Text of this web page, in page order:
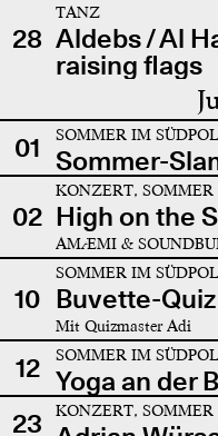
28
TANZ
Aldebs / Al
raising flags
01 SOMMER IM SÜDPOL
Sommer-
02
KONZERT,
High on the
AMÆMI &
10
SOMMER IM
Buvette-Quiz
Mit Quizmaster Adi
12 SOMMER IM
Yoga an der
23
KONZERT,